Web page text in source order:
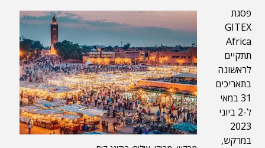
פסגת
GITEX
Africa
תתקיים
לראשונה
בתאריכים
31 במאי
ל-2 ביוני
2023
במרקש,